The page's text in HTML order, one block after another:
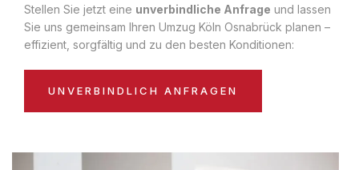
Stellen Sie jetzt eine unverbindliche Anfrage und lassen
Sie uns gemeinsam Ihren Umzug Köln Osnabrück planen –
effizient, sorgfältig und zu den besten Konditionen:
UNVERBINDLICH ANFRAGEN